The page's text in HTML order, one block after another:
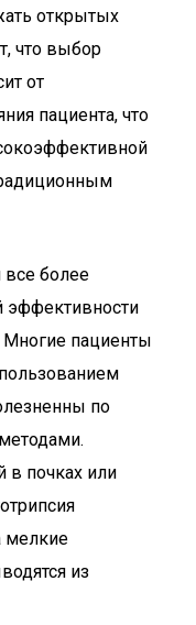
открытых
что выбор
от
пациента, что
все более
эффективности
пациенты
по
в почках или
мелкие
из